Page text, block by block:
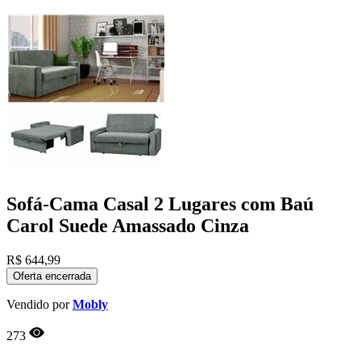
Sofá-Cama Casal 2 Lugares com Baú
Carol Suede Amassado Cinza
R$ 644,99
Oferta encerrada
Vendido porMobly
273